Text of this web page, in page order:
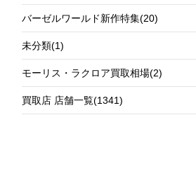
バーゼルワールド新作特集(20)
未分類(1)
モーリス・ラクロア買取相場(2)
買取店 店舗一覧(1341)